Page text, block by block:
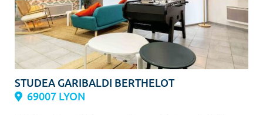
STUDEA GARIBALDI BERTHELOT
69007 LYON